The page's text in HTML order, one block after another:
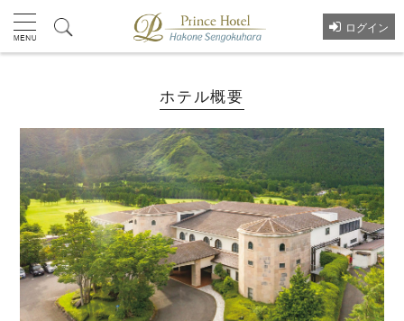
ログイン
ホテル概要